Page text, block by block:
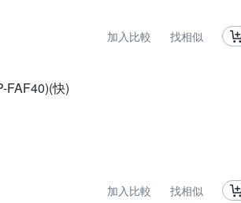
加入比較 找相似
FAF40)(快)
加入比較 找相似